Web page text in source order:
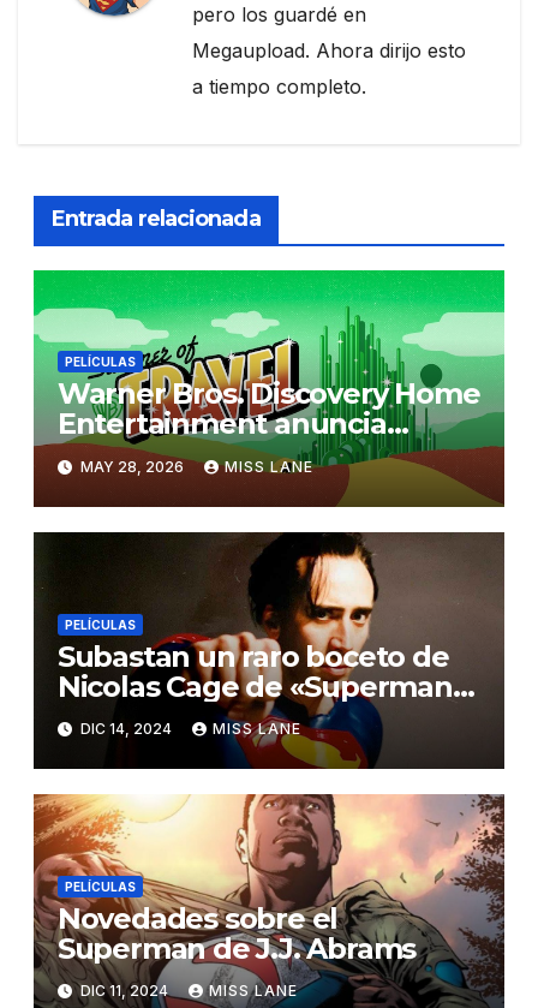
pero los guardé en
Megaupload. Ahora dirijo esto
a tiempo completo.
Entrada relacionada
PELÍCULAS
Warner Bros. Discovery Home
Entertainment anuncia
“Summer of Travel”
MAY 28, 2026 MISS LANE
PELÍCULAS
Subastan un raro boceto de
Nicolas Cage de «Superman
Lives»
DIC 14, 2024 MISS LANE
PELÍCULAS
Novedades sobre el
Superman de J.J. Abrams
DIC 11, 2024 MISS LANE